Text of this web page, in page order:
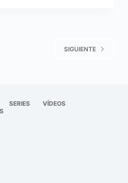
SIGUIENTE
SERIES
VÍDEOS